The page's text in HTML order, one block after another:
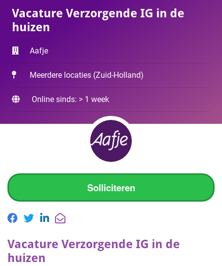
Vacature Verzorgende IG in de
huizen
Aafje
Meerdere locaties (Zuid-Holland)
Online sinds: > 1 week
Solliciteren
Vacature Verzorgende IG in de
huizen